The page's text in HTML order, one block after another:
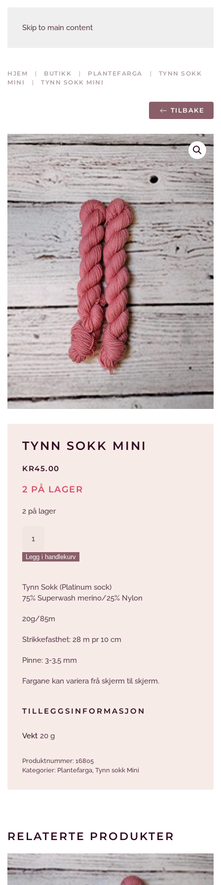
Skip to main content
HJEM BUTIKK PLANTEFARGA
TYNN SOKK
MINI
TYNN SOKK MINI
TILBAKE
TYNN SOKK MINI
KR45.00
2 PÅ LAGER
2 på lager
Sokk
Mini
antall
Legg i handlekurv
Tynn Sokk (Platinum sock)
75% Superwash merino/25% Nylon
20g/85m
Strikkefasthet: 28 m pr 10 cm
Pinne: 3-3,5 mm
Fargane kan variera frå skjerm til skjerm.
TILLEGGSINFORMASJON
Vekt 20 g
Produktnummer: 16805
Kategorier: Plantefarga Tynn sokk Mini
RELATERTE PRODUKTER